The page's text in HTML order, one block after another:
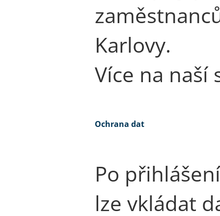
Karlovy.
Více na
Ochrana dat
Po
lze vkládat